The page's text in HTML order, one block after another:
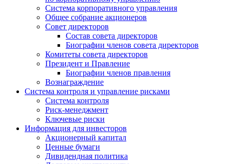
Система корпоративного управления
Общее собрание акционеров
Совет директоров
Состав совета директоров
Биографии членов совета директоров
Комитеты совета директоров
Президент и Правление
Биографии членов правления
Вознаграждение
Система контроля и управление рисками
Система контроля
Риск-менеджмент
Ключевые риски
Информация для инвесторов
Акционерный капитал
Ценные бумаги
Дивидендная политика